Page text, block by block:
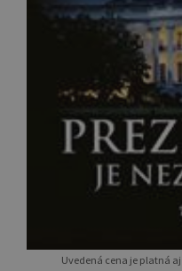
Uvedená cena je platná aj